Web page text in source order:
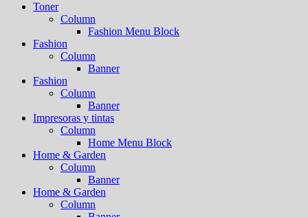
Toner
Column
Fashion Menu Block
Fashion
Column
Banner
Fashion
Column
Banner
Impresoras y tintas
Column
Home Menu Block
Home & Garden
Column
Banner
Home & Garden
Column